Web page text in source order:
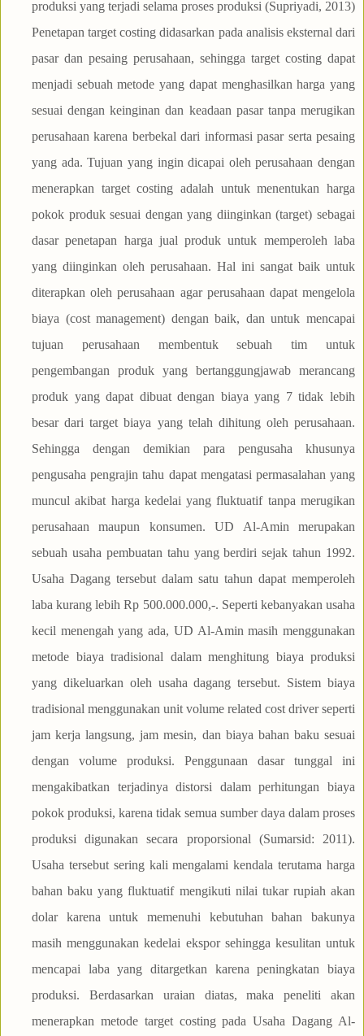
produksi yang terjadi selama proses produksi (Supriyadi, 2013)
Penetapan target costing didasarkan pada analisis eksternal dari
pasar dan pesaing perusahaan, sehingga target costing dapat
menjadi sebuah metode yang dapat menghasilkan harga yang
sesuai dengan keinginan dan keadaan pasar tanpa merugikan
perusahaan karena berbekal dari informasi pasar serta pesaing
yang ada. Tujuan yang ingin dicapai oleh perusahaan dengan
menerapkan target costing adalah untuk menentukan harga
pokok produk sesuai dengan yang diinginkan (target) sebagai
dasar penetapan harga jual produk untuk memperoleh laba
yang diinginkan oleh perusahaan. Hal ini sangat baik untuk
diterapkan oleh perusahaan agar perusahaan dapat mengelola
biaya (cost management) dengan baik, dan untuk mencapai
tujuan perusahaan membentuk sebuah tim untuk
pengembangan produk yang bertanggungjawab merancang
produk yang dapat dibuat dengan biaya yang 7 tidak lebih
besar dari target biaya yang telah dihitung oleh perusahaan.
Sehingga dengan demikian para pengusaha khusunya
pengusaha pengrajin tahu dapat mengatasi permasalahan yang
muncul akibat harga kedelai yang fluktuatif tanpa merugikan
perusahaan maupun konsumen. UD Al-Amin merupakan
sebuah usaha pembuatan tahu yang berdiri sejak tahun 1992.
Usaha Dagang tersebut dalam satu tahun dapat memperoleh
laba kurang lebih Rp 500.000.000,-. Seperti kebanyakan usaha
kecil menengah yang ada, UD Al-Amin masih menggunakan
metode biaya tradisional dalam menghitung biaya produksi
yang dikeluarkan oleh usaha dagang tersebut. Sistem biaya
tradisional menggunakan unit volume related cost driver seperti
jam kerja langsung, jam mesin, dan biaya bahan baku sesuai
dengan volume produksi. Penggunaan dasar tunggal ini
mengakibatkan terjadinya distorsi dalam perhitungan biaya
pokok produksi, karena tidak semua sumber daya dalam proses
produksi digunakan secara proporsional (Sumarsid: 2011).
Usaha tersebut sering kali mengalami kendala terutama harga
bahan baku yang fluktuatif mengikuti nilai tukar rupiah akan
dolar karena untuk memenuhi kebutuhan bahan bakunya
masih menggunakan kedelai ekspor sehingga kesulitan untuk
mencapai laba yang ditargetkan karena peningkatan biaya
produksi. Berdasarkan uraian diatas, maka peneliti akan
menerapkan metode target costing pada Usaha Dagang Al-